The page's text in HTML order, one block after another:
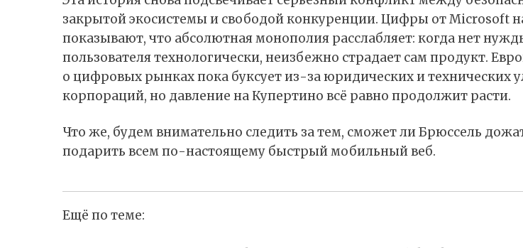
закрытой экосистемы и свободой конкуренции. Цифры от Microsoft
показывают, что абсолютная монополия расслабляет: когда нет
пользователя технологически, неизбежно страдает сам продукт.
о цифровых рынках пока буксует из-за юридических и технических
корпораций, но давление на Купертино всё равно продолжит расти.
Что же, будем внимательно следить за тем, сможет ли Брюссель
подарить всем по-настоящему быстрый мобильный веб.
Ещё по теме: